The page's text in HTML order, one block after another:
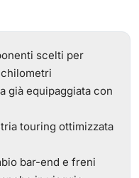
scelti per
già equipaggiata con
touring ottimizzata
bar-end e freni